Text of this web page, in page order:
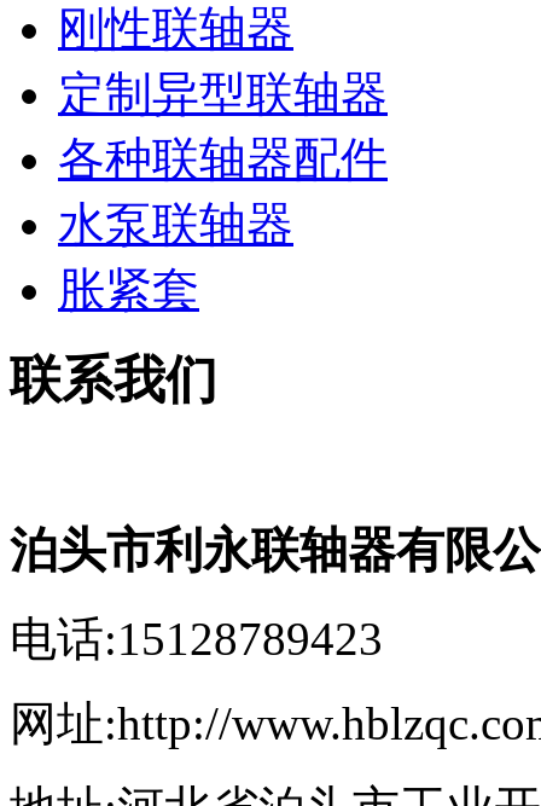
刚性联轴器
定制异型联轴器
各种联轴器配件
水泵联轴器
胀紧套
联系我们
泊头市利永联轴器有限
电话:15128789423
网址:http://